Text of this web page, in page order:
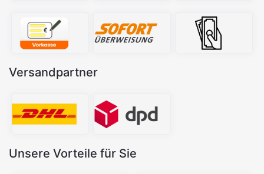
Versandpartner
Unsere Vorteile für Sie